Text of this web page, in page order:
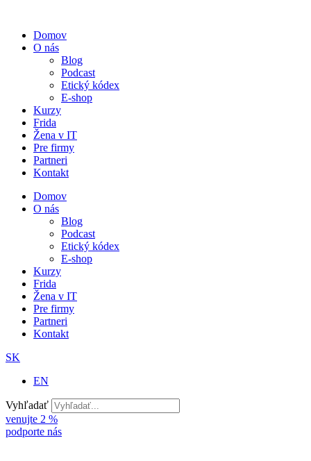
obsah
Domov
O nás
Blog
Podcast
Etický kódex
E-shop
Kurzy
Frida
Žena v IT
Pre firmy
Partneri
Kontakt
Domov
O nás
Blog
Podcast
Etický kódex
E-shop
Kurzy
Frida
Žena v IT
Pre firmy
Partneri
Kontakt
SK
EN
Vyhľadať
venujte 2 %
podporte nás